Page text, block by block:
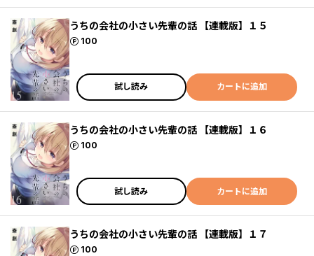
うちの会社の小さい先輩の話 【連載版】１５
100
ポイント
試し読み カートに追加
うちの会社の小さい先輩の話 【連載版】１６
100
ポイント
試し読み カートに追加
うちの会社の小さい先輩の話 【連載版】１７
100
ポイント